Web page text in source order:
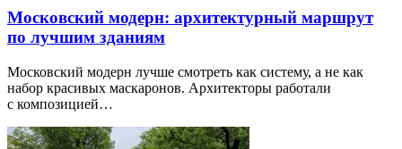
Московский модерн: архитектурный маршрут
по лучшим зданиям
Московский модерн лучше смотреть как систему, а не как
набор красивых маскаронов. Архитекторы работали
с композицией…